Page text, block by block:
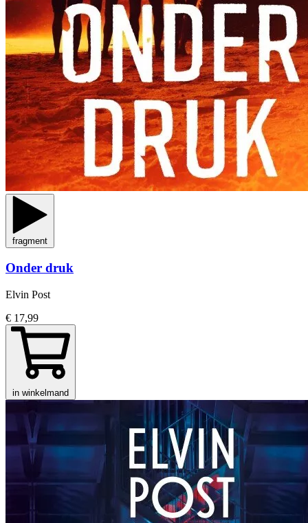
fragment
Onder druk
Elvin Post
€ 17,99
in winkelmand